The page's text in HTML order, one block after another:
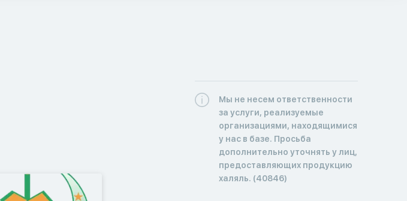
Мы не несем ответственности
за услуги, реализуемые
организациями, находящимися
у нас в базе. Просьба
дополнительно уточнять у лиц,
предоставляющих продукцию
халяль. (40846)